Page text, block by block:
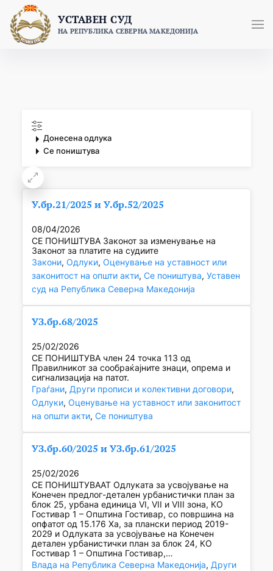
content
УСТАВЕН СУД
НА РЕПУБЛИКА СЕВЕРНА МАКЕДОНИЈА
Донесена одлука
Се поништува
У.бр.21/2025 и У.бр.52/2025
08/04/2026
СЕ ПОНИШТУВА Законот за изменување на
Законот за платите на судиите
Закони, Одлуки, Оценување на уставност или
законитост на општи акти, Се поништува, Уставен
суд на Република Северна Македонија
УЗ.бр.68/2025
25/02/2026
СЕ ПОНИШТУВА член 24 точка 113 од
Правилникот за сообраќајните знаци, опрема и
сигнализација на патот.
Граѓани, Други прописи и колективни договори
Одлуки, Оценување на уставност или законитост
на општи акти, Се поништува
УЗ.бр.60/2025 и УЗ.бр.61/2025
25/02/2026
СЕ ПОНИШТУВААТ Одлуката за усвојување на
Конечен предлог-детален урбанистички план за
блок 25, урбана единица VI, VII и VIII зона, КО
Гостивар 1 – Општина Гостивар, со површина на
опфатот од 15.176 Ха, за плански период 2019-
2029 и Одлуката за усвојување на Конечен
детален урбанистички план за блок 24, КО
Гостивар 1 – Општина Гостивар,…
Влада на Република Северна Македонија, Други